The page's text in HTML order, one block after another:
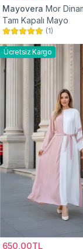
Mayovera Mor
Tam Kapalı Mayo
(1)
Ücretsiz Kargo
650,00TL